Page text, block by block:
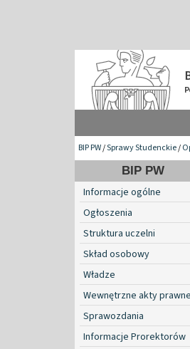
BIP PW/Sprawy Studenckie/
BIP PW
Informacje ogólne
Ogłoszenia
Struktura uczelni
Skład osobowy
Władze
Wewnętrzne akty prawne
Sprawozdania
Informacje Prorektorów